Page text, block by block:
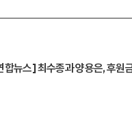
합뉴스] 최수종과 양용은, 후원